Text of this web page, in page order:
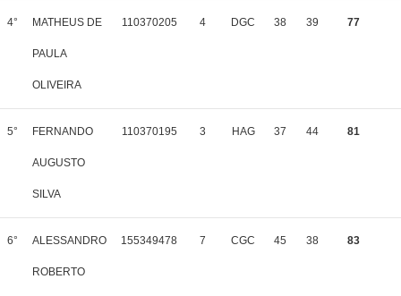
4° MATHEUS DE
PAULA
OLIVEIRA
110370205 4 DGC 38 39 77
5° FERNANDO
AUGUSTO
SILVA
110370195 3 HAG 37 44 81
6° ALESSANDRO
ROBERTO
155349478 7 CGC 45 38 83